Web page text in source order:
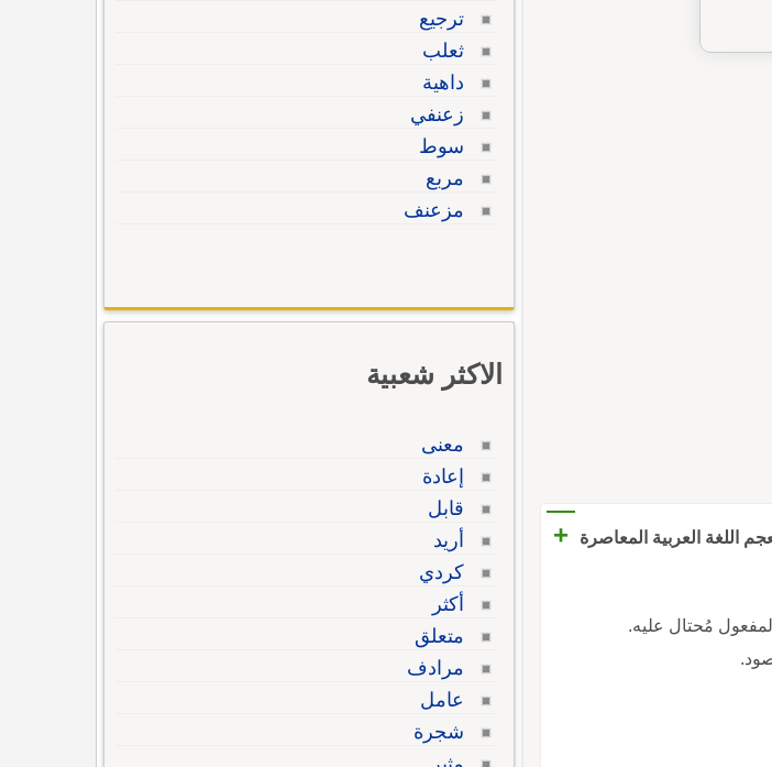
اللغة العربية المعاصرة +
مُحتال عليه.
ترجيع
ثعلب
داهية
زعنفي
سوط
مربع
مزعنف
الاكثر شعبية
معنى
إعادة
قابل
أريد
كردي
أكثر
متعلق
مرادف
عامل
شجرة